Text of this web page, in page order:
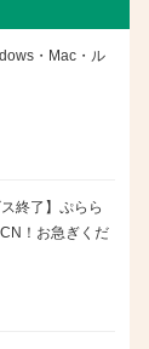
・Mac・ル
終了】ぷらら
！お急ぎくだ